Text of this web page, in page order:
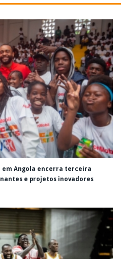
em Angola encerra terceira
e projetos inovadores